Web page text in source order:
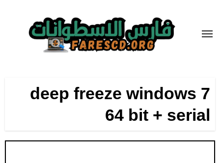
المحتوى
deep freeze windows 7
64 bit + serial